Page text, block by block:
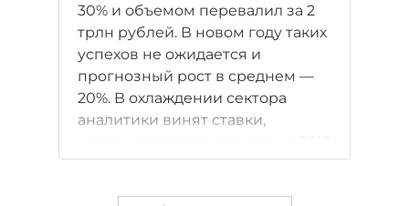
30% и объемом перевалил за 2
трлн рублей. В новом году таких
успехов не ожидается и
прогнозный рост в среднем —
20%. В охлаждении сектора
аналитики винят ставки,
году.